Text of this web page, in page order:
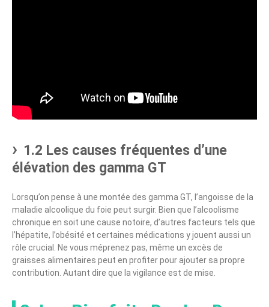
1.2 Les causes fréquentes d’une
élévation des gamma GT
Lorsqu’on pense à une montée des gamma GT, l’angoisse de la
maladie alcoolique du foie peut surgir. Bien que l’alcoolisme
chronique en soit une cause notoire, d’autres facteurs tels que
l’hépatite, l’obésité et certaines médications y jouent aussi un
rôle crucial. Ne vous méprenez pas, même un excès de
graisses alimentaires peut en profiter pour ajouter sa propre
contribution. Autant dire que la vigilance est de mise.